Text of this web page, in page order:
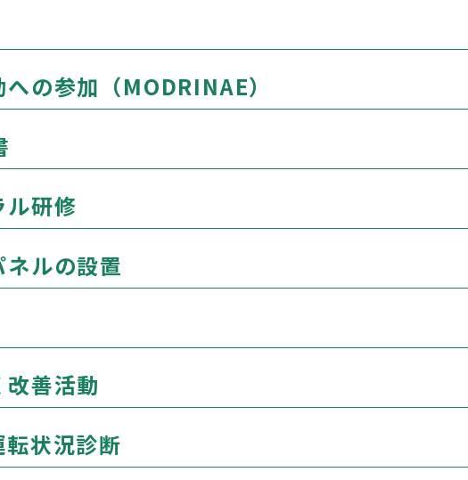
の参加（MODRINAE）
ル研修
ネルの設置
改善活動
転状況診断